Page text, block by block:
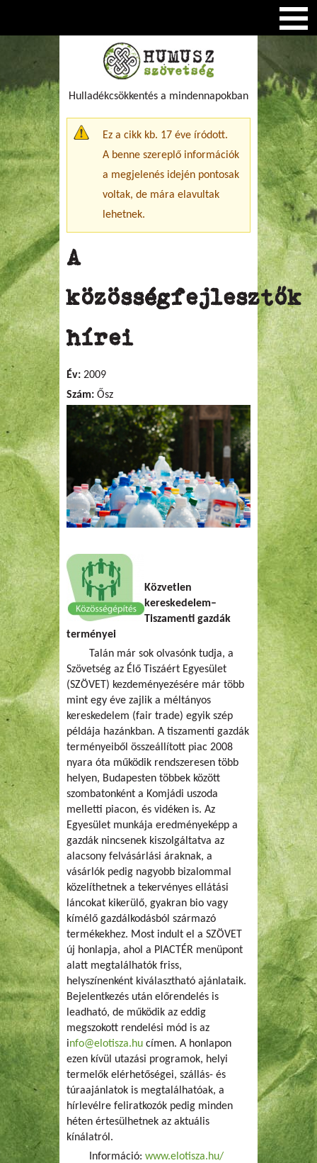
Hulladékcsökkentés a mindennapokban
Figyelmeztető üzenet
Ez a cikk kb. 17 éve íródott.
A benne szereplő információk
a megjelenés idején pontosak
voltak, de mára elavultak
lehetnek.
A
közösségfejlesztők
hírei
Év: 2009
Szám: Ősz
Közvetlen
kereskedelem–
Tiszamenti gazdák
terményei
Talán már sok olvasónk tudja, a
Szövetség az Élő Tiszáért Egyesület
(SZÖVET) kezdeményezésére már több
mint egy éve zajlik a méltányos
kereskedelem (fair trade) egyik szép
példája hazánkban. A tiszamenti gazdák
terményeiből összeállított piac 2008
nyara óta működik rendszeresen több
helyen, Budapesten többek között
szombatonként a Komjádi uszoda
melletti piacon, és vidéken is. Az
Egyesület munkája eredményeképp a
gazdák nincsenek kiszolgáltatva az
alacsony felvásárlási áraknak, a
vásárlók pedig nagyobb bizalommal
közelíthetnek a tekervényes ellátási
láncokat kikerülő, gyakran bio vagy
kímélő gazdálkodásból származó
termékekhez. Most indult el a SZÖVET
új honlapja, ahol a PIACTÉR menüpont
alatt megtalálhatók friss,
helyszínenként kiválasztható ajánlataik.
Bejelentkezés után előrendelés is
leadható, de működik az eddig
megszokott rendelési mód is az
info@elotisza.hu címen. A honlapon
ezen kívül utazási programok, helyi
termelők elérhetőségei, szállás- és
túraajánlatok is megtalálhatóak, a
hírlevélre feliratkozók pedig minden
héten értesülhetnek az aktuális
kínálatról.
Információ: www.elotisza.hu/